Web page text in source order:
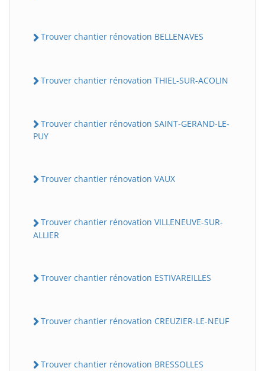
Trouver chantier rénovation BELLENAVES
Trouver chantier rénovation THIEL-SUR-ACOLIN
Trouver chantier rénovation SAINT-GERAND-LE-
PUY
Trouver chantier rénovation VAUX
Trouver chantier rénovation VILLENEUVE-SUR-
ALLIER
Trouver chantier rénovation ESTIVAREILLES
Trouver chantier rénovation CREUZIER-LE-NEUF
Trouver chantier rénovation BRESSOLLES